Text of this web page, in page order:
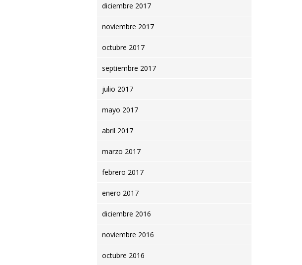
diciembre 2017
noviembre 2017
octubre 2017
septiembre 2017
julio 2017
mayo 2017
abril 2017
marzo 2017
febrero 2017
enero 2017
diciembre 2016
noviembre 2016
octubre 2016